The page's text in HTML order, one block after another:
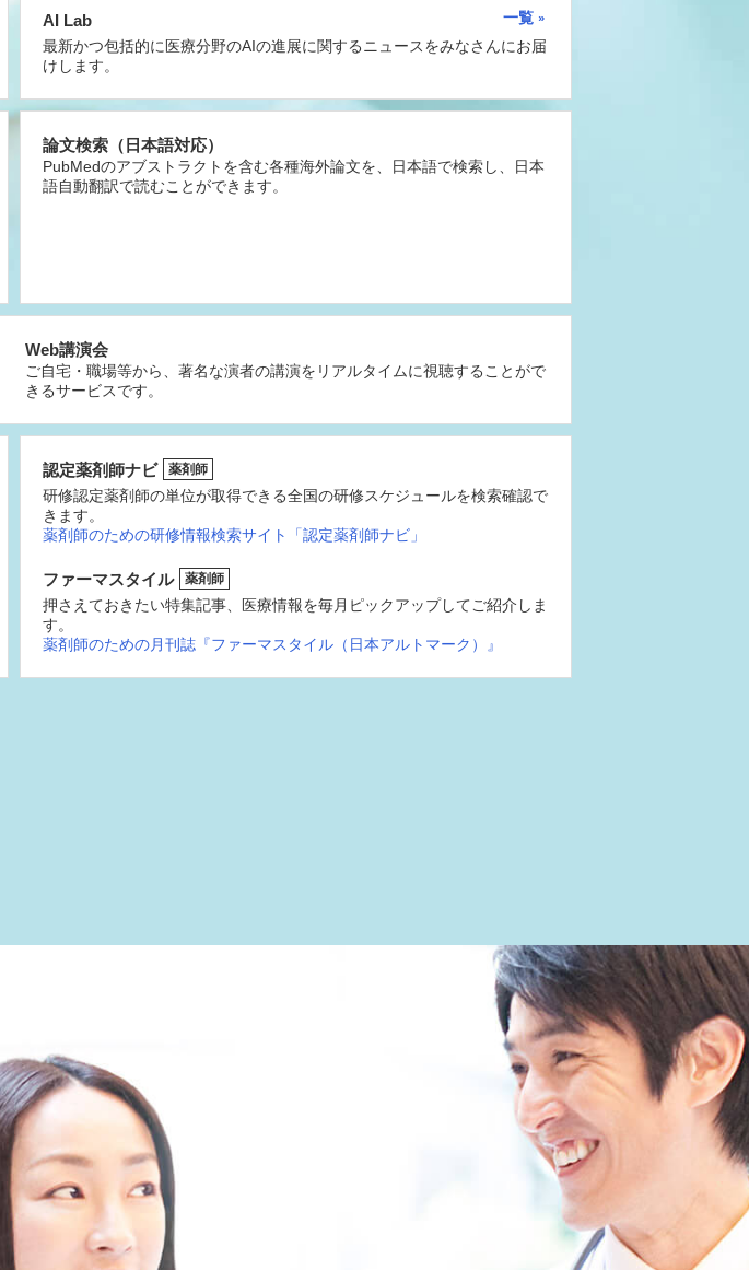
AI Lab
一覧
最新かつ包括的に医療分野のAIの進展に関するニュースをみなさんにお届
けします。
論文検索（日本語対応）
PubMedのアブストラクトを含む各種海外論文を、日本語で検索し、日本
語自動翻訳で読むことができます。
Web講演会
ご自宅・職場等から、著名な演者の講演をリアルタイムに視聴することがで
きるサービスです。
認定薬剤師ナビ 薬剤師
研修認定薬剤師の単位が取得できる全国の研修スケジュールを検索確認で
きます。
薬剤師のための研修情報検索サイト「認定薬剤師ナビ」
ファーマスタイル 薬剤師
押さえておきたい特集記事、医療情報を毎月ピックアップしてご紹介しま
す。
薬剤師のための月刊誌『ファーマスタイル（日本アルトマーク）』